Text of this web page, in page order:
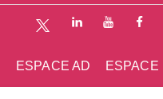
ESPACE
ESPACE AD